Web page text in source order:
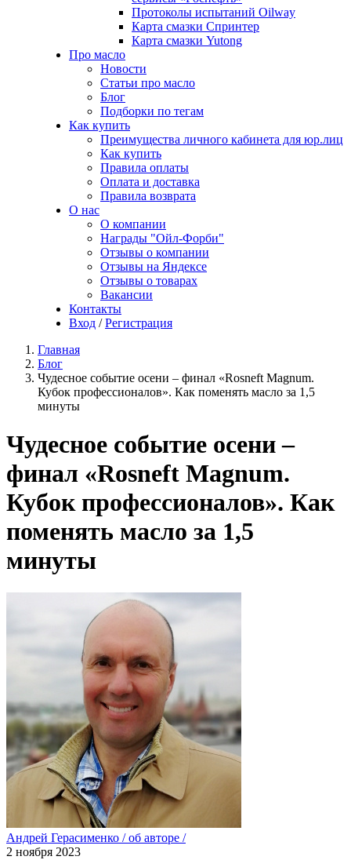
Протоколы испытаний Oilway
Карта смазки Спринтер
Карта смазки Yutong
Про масло
Новости
Статьи про масло
Блог
Подборки по тегам
Как купить
Преимущества личного кабинета для юр.лиц
Как купить
Правила оплаты
Оплата и доставка
Правила возврата
О нас
О компании
Награды "Ойл-Форби"
Отзывы о компании
Отзывы на Яндексе
Отзывы о товарах
Вакансии
Контакты
Вход / Регистрация
Главная
Блог
Чудесное событие осени – финал «Rosneft Magnum.
Кубок профессионалов». Как поменять масло за 1,5
минуты
Чудесное событие осени –
финал «Rosneft Magnum.
Кубок профессионалов». Как
поменять масло за 1,5
минуты
Андрей Герасименко /об авторе /
2 ноября 2023